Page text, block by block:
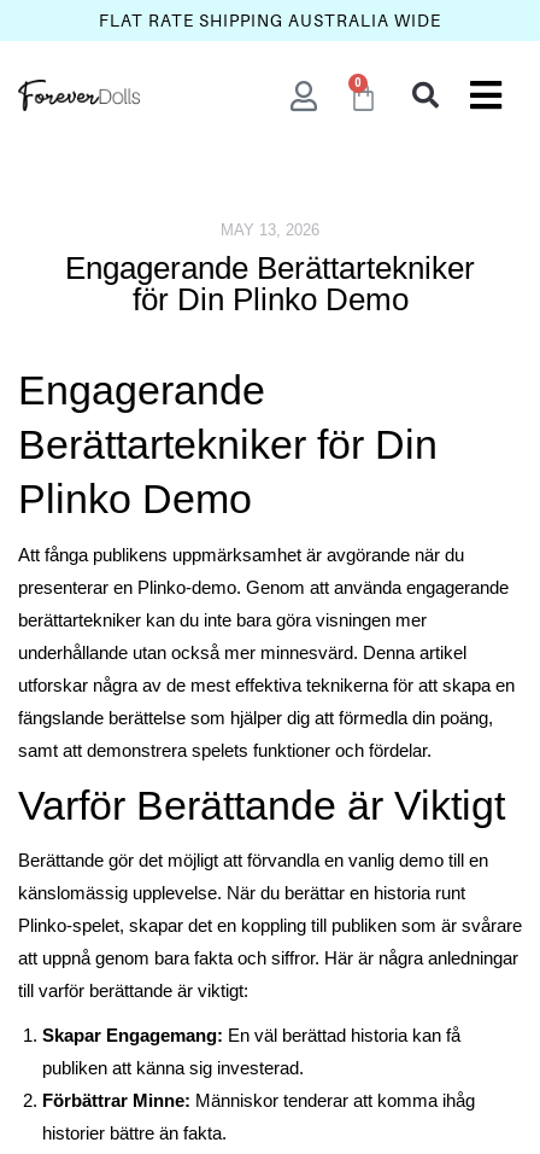
FLAT RATE SHIPPING AUSTRALIA WIDE
0
MAY 13, 2026
Engagerande Berättartekniker
för Din Plinko Demo
Engagerande
Berättartekniker för Din
Plinko Demo
Att fånga publikens uppmärksamhet är avgörande när du
presenterar en Plinko-demo. Genom att använda engagerande
berättartekniker kan du inte bara göra visningen mer
underhållande utan också mer minnesvärd. Denna artikel
utforskar några av de mest effektiva teknikerna för att skapa en
fängslande berättelse som hjälper dig att förmedla din poäng,
samt att demonstrera spelets funktioner och fördelar.
Varför Berättande är Viktigt
Berättande gör det möjligt att förvandla en vanlig demo till en
känslomässig upplevelse. När du berättar en historia runt
Plinko-spelet, skapar det en koppling till publiken som är svårare
att uppnå genom bara fakta och siffror. Här är några anledningar
till varför berättande är viktigt:
Skapar Engagemang: En väl berättad historia kan få
publiken att känna sig investerad.
Förbättrar Minne: Människor tenderar att komma ihåg
historier bättre än fakta.